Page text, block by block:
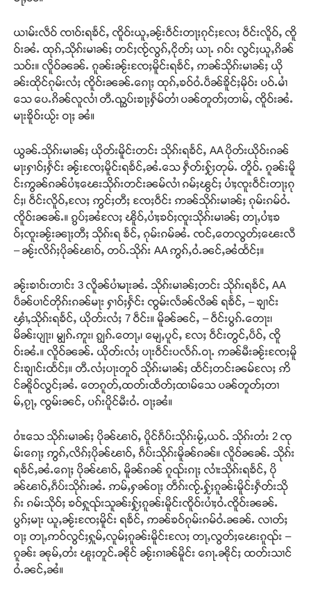
ယၢမ်းလဵဝ် ၸၢဝ်းရၶႅင်ႇ ၸိူဝ်းယူႇၼႂ်းဝဵင်းတႃႈၵုင်ႈလႄႈ ဝဵင်းလိူဝ်ႇ ၸိူ
ဝ်းၼႆႉ ထုၵ်ႇသိုၵ်းမၢၼ်ႈ တင်ႈၸႂ်လွၵ်ႇငိုတ်ႈ ယႃႉ ၵဝ်း လွင်ႈယူႇၵိၼ်
သဝ်း။ လိူဝ်ၼၼ်ႉ ၵူၼ်းၼႂ်းၸႄႈမိူင်းရၶႅင်ႇ ဢၼ်သိုၵ်းမၢၼ်ႈ ယို
ၼ်းထိုင်ၵုမ်းလႆႈ ၸိူဝ်းၼၼ်ႉၵေႃႈ ထုၵ်ႇၶဝ်ဝႆႉပဵၼ်ၶိူင်ႈမိုဝ်း ပဝ်ႉမၢႆ
သေ ပေႉၵိၼ်လူလၢႆ တီႉၺွပ်းၶႃႈႁႅမ်တၢႆ ပၼ်တူတ်ႈတၢမ်ႇ ၸိူဝ်းၼႆႉ
မႃးၶိူဝ်းယႂ်း ဝႃႈ ၼႆ။
ယွၼ်ႉသိုၵ်းမၢၼ်ႈ ယိုတ်းမိူင်းတင်း သိုၵ်းရၶႅင်ႇ AA ပိုတ်းယိုဝ်းၵၼ်
မႃးႁၢဝ်ႈႁႅင်း ၼႂ်းၸႄႈမိူင်းရၶႅင်ႇၼႆႉသေ ႁဵတ်းႁႂ်ႈတုမ်ႉ တိူဝ်ႉ ၵူၼ်းမိူ
င်းဢွၼ်ၵၼ်ပၢႆႈၽေးသိုၵ်းတင်းၼမ်လၢႆ ၵမ်ႈၽွင်ႈ ပၢႆႈၸူးဝဵင်းတႃႈၵု
င်ႈ၊ ဝဵင်းလိူဝ်ႇလႄႈ ဢွင်ႈတီႈ ၸႄႈဝဵင်း ဢၼ်သိုၵ်းမၢၼ်ႈ ၵုမ်းၵမ်ဝႆႉ
ၸိူဝ်းၼၼ်ႉ။ ၵွပ်ႈၼႆလႄႈ ၽိူဝ်ႇပၢႆႈၶဝ်ႈၸူးသိုၵ်းမၢၼ်ႈ တႃႇပၢႆႈၶ
ဝ်ႈၸူးၼႂ်းၼႃႈတီႈ သိုၵ်းရ ၶႅင်ႇ ၵုမ်းၵမ်ၼႆႉ ၸင်ႇတေလွတ်ႈၽေးလီ
– ၼႂ်းလိၵ်ႈပိုၼ်ၽၢဝ်ႇ တပ်ႉသိုၵ်း AA ဢွၵ်ႇဝႆႉၼင်ႇၼႆထႅင်ႈ။
ၼႂ်းၶၢဝ်းတၢင်း 3 လိူၼ်ပၢႆမႃးၼႆႉ သိုၵ်းမၢၼ်ႈတင်း သိုၵ်းရၶႅင်ႇ AA
ပဵၼ်ပၢင်တိုၵ်းၵၼ်မႃး ႁၢဝ်ႈႁႅင်း ၸွမ်းလႅၼ်လိၼ် ရၶႅင်ႇ – ၶျၢင်း
ၾၢႆႇသိုၵ်းရၶႅင်ႇ ယိုတ်းလႆႈ 7 ဝဵင်း။ မိူၼ်ၼင်ႇ – ဝဵင်းပွၵ်ႉတေႃး၊
မိၼ်းပျႃး၊ မျွၵ်ႉဢူး၊ ၵျွၵ်ႉတေႃႇ၊ မျေႇပူင်ႇ လႄႈ ဝဵင်းတွင်ႇပဵဝ်ႇ ၸိူ
ဝ်းၼႆႉ။ လိူဝ်ၼၼ်ႉ ယိုတ်းလႆႈ ပႃးဝဵင်းပလႅၵ်ႉဝႃႉ ဢၼ်မီးၼႂ်းၸႄႈမိူ
င်းၶျၢင်းထႅင်ႈ။ တီႉလႆႈပႃးတူဝ် သိုၵ်းမၢၼ်ႈ ထႅင်ႈတင်းၼမ်လႄႈ ဢိ
င်ၼိူဝ်လွင်ႈၼႆႉ တေၵူတ်ႇထတ်းထဵတ်ႈထၢမ်သေ ပၼ်တူတ်ႈတၢ
မ်ႇၵႂႃႇ ၸွမ်းၼင်ႇ ပၵ်းပိူင်မီးဝႆႉ ဝႃႈၼႆ။
ဝၢႆးသေ သိုၵ်းမၢၼ်ႈ ပိုၼ်ၽၢဝ်ႇ ပိူင်ၵဵပ်းသိုၵ်းမႂ်ႇယဝ်ႉ သိုၵ်းတႆး 2 ၸု
မ်းၵေႃႈ ဢွၵ်ႇလိၵ်ႈပိုၼ်ၽၢဝ်ႇ ၵဵပ်းသိုၵ်းမိူၼ်ၵၼ်။ လိူဝ်ၼၼ်ႉ သိုၵ်း
ရၶႅင်ႇၼႆႉၵေႃႈ ပိုၼ်ၽၢဝ်ႇ မိူၼ်ၵၼ် ၵူၺ်းၵႃႈ လၢႆးသိုၵ်းရၶႅင်ႇ ပို
ၼ်ၽၢဝ်ႇၵဵပ်းသိုၵ်းၼႆႉ ဢမ်ႇႁၼ်ဝႃႈ တဵၵ်းၸႂ်ႉႁႂ်ႈၵူၼ်းမိူင်းႁဵတ်းသို
ၵ်း ၵမ်းသိုဝ်ႈ ၶဝ်ႁူၺ်းသူၼ်းႁႂ်ႈၵူၼ်းမိူင်းၸိူဝ်းပၢႆႈဝႆႉၸိူဝ်းၼၼ်ႉ
ပွၵ်ႈမႃး ယူႇၼႂ်းၸႄႈမိူင်း ရၶႅင်ႇ ဢၼ်ၶဝ်ၵုမ်းၵမ်ဝႆႉၼၼ်ႉ လၢတ်ႈ
ဝႃႈ တႃႇဢဝ်လွင်ႈႁူမ်ႇလူမ်ႈၵူၼ်းမိူင်းလႄႈ တႃႇလွတ်ႈၽေးၵူၺ်း –
ၵူၼ်း ၼုမ်ႇတႆး ၽူႈတူင်ႉၼိုင် ၼႂ်းၵၢၼ်မိူင်း ၵေႃႉၼိုင်ႈ ထတ်းသၢင်
ဝႆႉၼင်ႇၼႆ။